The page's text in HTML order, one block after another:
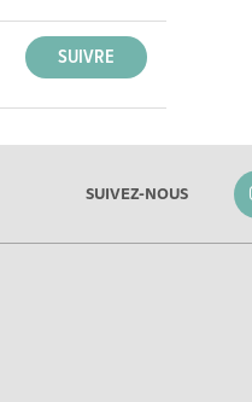
SUIVEZ-NOUS